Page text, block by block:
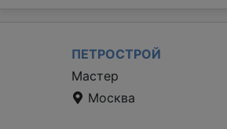
ПЕТРОСТРОЙ
Мастер
Москва